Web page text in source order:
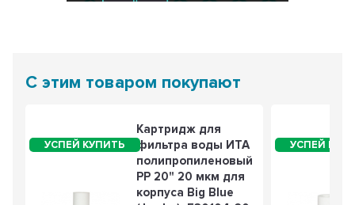
С этим товаром покупают
Картридж для
фильтра воды ИТА
полипропиленовый
PP 20" 20 мкм для
корпуса Big Blue